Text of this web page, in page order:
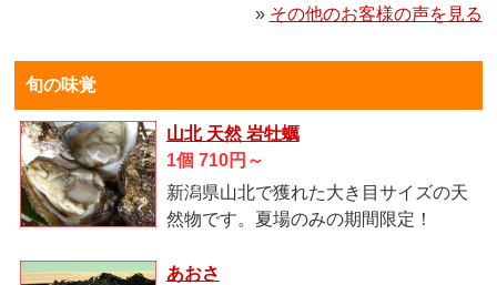
» その他のお客様の声を見る
旬の味覚
山北 天然 岩牡蠣
1個 710円～
新潟県山北で獲れた大き目サイズの天
然物です。夏場のみの期間限定！
あおさ